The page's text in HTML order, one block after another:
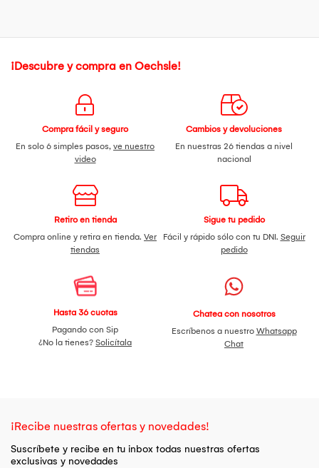
¡Descubre y compra en Oechsle!
Compra fácil y seguro
En solo 6 simples pasos, ve nuestro
video
Cambios y devoluciones
En nuestras 26 tiendas a nivel
nacional
Retiro en tienda
Compra online y retira en tienda. Ver
tiendas
Sigue tu pedido
Fácil y rápido sólo con tu DNI. Seguir
pedido
Hasta 36 cuotas
Pagando con Sip
¿No la tienes? Solicítala
Chatea con nosotros
Escríbenos a nuestro Whatsapp
Chat
¡Recibe nuestras ofertas y novedades!
Suscríbete y recibe en tu inbox todas nuestras ofertas
exclusivas y novedades